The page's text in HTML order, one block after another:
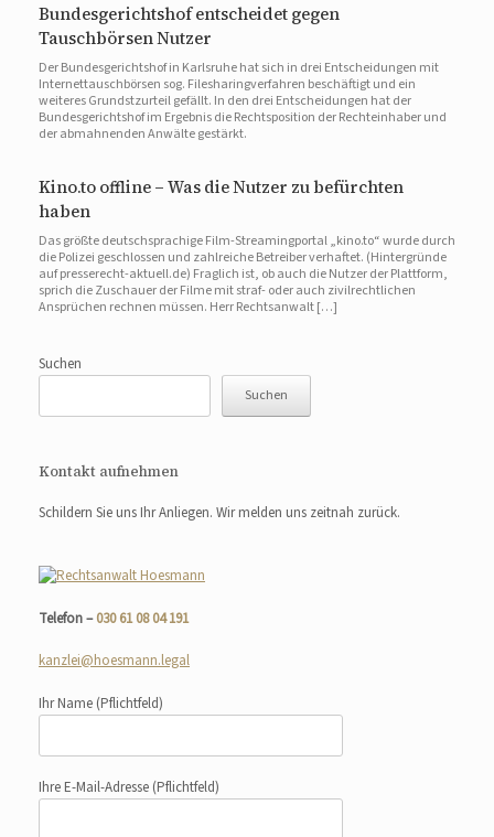
Bundesgerichtshof entscheidet gegen
Tauschbörsen Nutzer
Der Bundesgerichtshof in Karlsruhe hat sich in drei Entscheidungen mit
Internettauschbörsen sog. Filesharingverfahren beschäftigt und ein
weiteres Grundstzurteil gefällt. In den drei Entscheidungen hat der
Bundesgerichtshof im Ergebnis die Rechtsposition der Rechteinhaber und
der abmahnenden Anwälte gestärkt.
Kino.to offline – Was die Nutzer zu befürchten
haben
Das größte deutschsprachige Film-Streamingportal „kino.to“ wurde durch
die Polizei geschlossen und zahlreiche Betreiber verhaftet. (Hintergründe
auf presserecht-aktuell.de) Fraglich ist, ob auch die Nutzer der Plattform,
sprich die Zuschauer der Filme mit straf- oder auch zivilrechtlichen
Ansprüchen rechnen müssen. Herr Rechtsanwalt […]
Suchen
Suchen
Kontakt aufnehmen
Schildern Sie uns Ihr Anliegen. Wir melden uns zeitnah zurück.
Telefon –030 61 08 04 191
kanzlei@hoesmann.legal
Ihr Name (Pflichtfeld)
Ihre E-Mail-Adresse (Pflichtfeld)